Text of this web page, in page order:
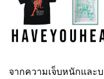
จากความเจ็บหนักและ